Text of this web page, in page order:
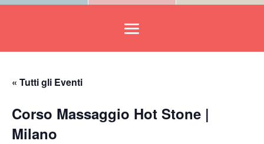
« Tutti gli Eventi
Corso Massaggio Hot Stone |
Milano